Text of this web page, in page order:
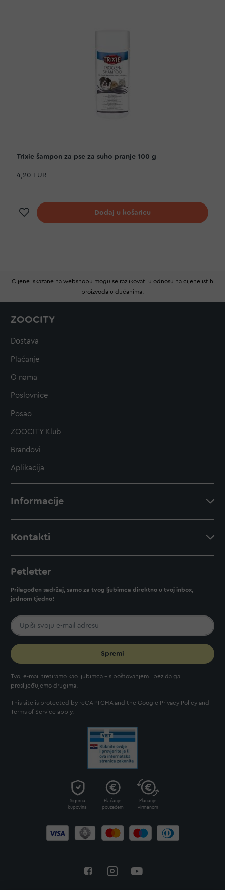
Trixie šampon za pse za suho pranje 100 g
4,20 EUR
Dodaj na listu želja
Dodaj u košaricu
Cijene iskazane na webshopu mogu se razlikovati u odnosu na cijene istih
proizvoda u dućanima.
ZOOCITY
Dostava
Plaćanje
O nama
Poslovnice
Posao
ZOOCITY Klub
Brandovi
Aplikacija
Informacije
Kontakti
Petletter
Prilagođen sadržaj, samo za tvog ljubimca direktno u tvoj inbox,
jednom tjedno!
Spremi
Tvoj e-mail tretiramo kao ljubimca - s poštovanjem i bez da ga
proslijeđujemo drugima.
This site is protected by reCAPTCHA and the Google Privacy Policy and
Terms of Service apply.
Sigurna
kupovina
Plaćanje
pouzećem
Plaćanje
virmanom